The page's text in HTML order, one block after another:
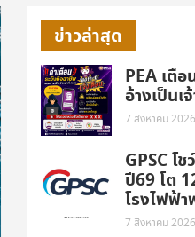
ข่าวล่าสุด
PEA เตื
อ้างเป็นเ
7 สิงหาคม
GPSC โ
ปี69 โต
โรงไฟฟ้
7 สิงหาคม